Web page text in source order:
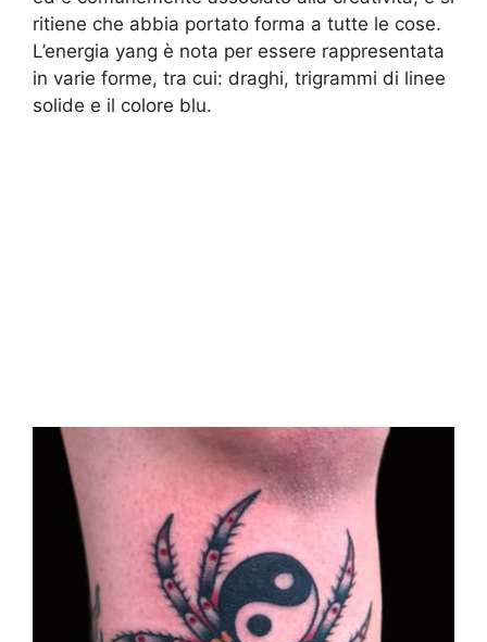
ritiene che abbia portato forma a tutte le cose.
L’energia yang è nota per essere rappresentata
in varie forme, tra cui: draghi, trigrammi di linee
solide e il colore blu.